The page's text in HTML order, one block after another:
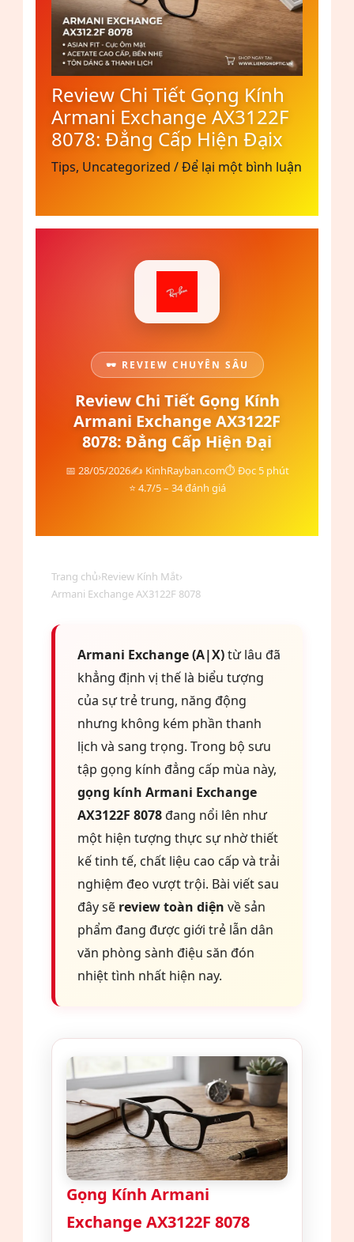
Review Chi Tiết Gọng Kính
Armani Exchange AX3122F
8078: Đẳng Cấp Hiện Đạix
Tips, Uncategorized /Để lại một bình luận
🕶️ REVIEW CHUYÊN SÂU
Review Chi Tiết Gọng Kính
Armani Exchange AX3122F
8078: Đẳng Cấp Hiện Đại
📅 28/05/2026✍️ KinhRayban.com⏱️ Đọc 5 phút
⭐ 4.7/5 – 34 đánh giá
Trang chủ›Review Kính Mắt›
Armani Exchange AX3122F 8078
Armani Exchange (A|X)từ lâu đã
khẳng định vị thế là biểu tượng
của sự trẻ trung, năng động
nhưng không kém phần thanh
lịch và sang trọng. Trong bộ sưu
tập gọng kính đẳng cấp mùa này,
gọng kính Armani Exchange
AX3122F 8078đang nổi lên như
một hiện tượng thực sự nhờ thiết
kế tinh tế, chất liệu cao cấp và trải
nghiệm đeo vượt trội. Bài viết sau
đây sẽ review toàn diện về sản
phẩm đang được giới trẻ lẫn dân
văn phòng sành điệu săn đón
nhiệt tình nhất hiện nay.
Gọng Kính Armani
Exchange AX3122F 8078